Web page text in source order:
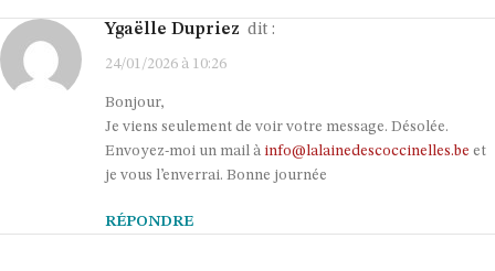
Ygaëlle Dupriez dit :
24/01/2026 à 10:26
Bonjour,
Je viens seulement de voir votre message. Désolée.
Envoyez-moi un mail à info@lalainedescoccinelles.be et
je vous l’enverrai. Bonne journée
RÉPONDRE